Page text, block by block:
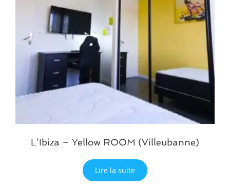
L’Ibiza – Yellow ROOM (Villeubanne)
Lire la suite